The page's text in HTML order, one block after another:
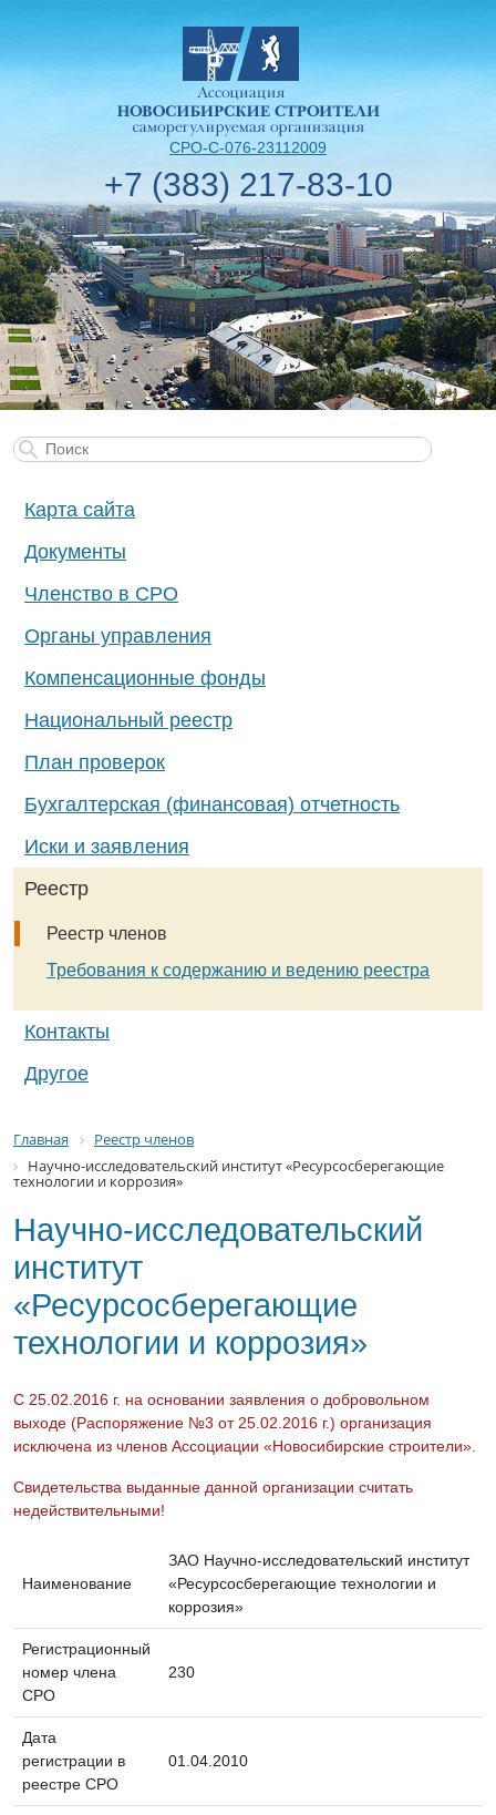
СРО-С-076-23112009
+7 (383) 217-83-10
Карта сайта
Документы
Членство в СРО
Органы управления
Компенсационные фонды
Национальный реестр
План проверок
Бухгалтерская (финансовая) отчетность
Иски и заявления
Реестр
Реестр членов
Требования к содержанию и ведению реестра
Контакты
Другое
Главная
Реестр членов
Научно-исследовательский институт «Ресурсосберегающие
технологии и коррозия»
Научно-исследовательский
институт
«Ресурсосберегающие
технологии и коррозия»
С 25.02.2016 г. на основании заявления о добровольном
выходе (Распоряжение №3 от 25.02.2016 г.) организация
исключена из членов Ассоциации «Новосибирские строители».
Свидетельства выданные данной организации считать
недействительными!
Наименование
ЗАО Научно-исследовательский институт
«Ресурсосберегающие технологии и
коррозия»
Регистрационный
номер члена
СРО
230
Дата
регистрации в
реестре СРО
01.04.2010